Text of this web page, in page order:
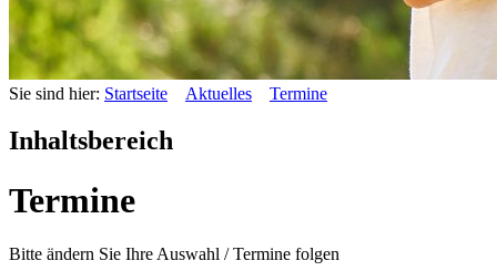
Sie sind hier: Startseite Aktuelles Termine
Inhaltsbereich
Termine
Bitte ändern Sie Ihre Auswahl / Termine folgen